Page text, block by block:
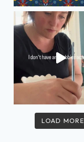
LOAD MORE